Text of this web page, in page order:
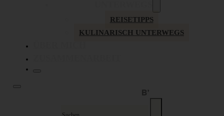
REISETIPPS
KULINARISCH UNTERWEGS